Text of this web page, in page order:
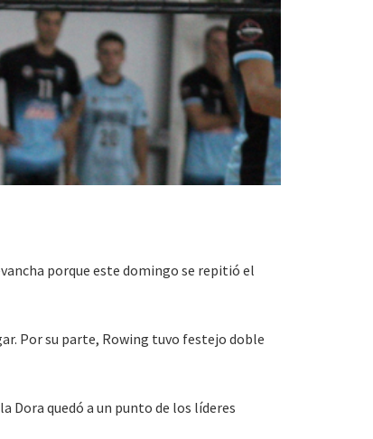
porque este domingo se repitió el
Por su parte, Rowing tuvo festejo doble
Dora quedó a un punto de los líderes